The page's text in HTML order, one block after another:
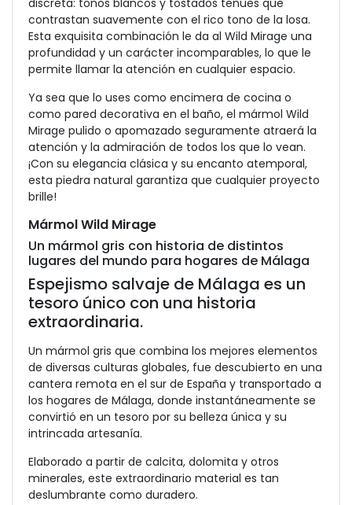
discreta: tonos blancos y tostados tenues que
contrastan suavemente con el rico tono de la losa.
Esta exquisita combinación le da al Wild Mirage una
profundidad y un carácter incomparables, lo que le
permite llamar la atención en cualquier espacio.
Ya sea que lo uses como encimera de cocina o
como pared decorativa en el baño, el mármol Wild
Mirage pulido o apomazado seguramente atraerá la
atención y la admiración de todos los que lo vean.
¡Con su elegancia clásica y su encanto atemporal,
esta piedra natural garantiza que cualquier proyecto
brille!
Mármol Wild Mirage
Un mármol gris con historia de distintos
lugares del mundo para hogares de Málaga
Espejismo salvaje de Málaga es un
tesoro único con una historia
extraordinaria.
Un mármol gris que combina los mejores elementos
de diversas culturas globales, fue descubierto en una
cantera remota en el sur de España y transportado a
los hogares de Málaga, donde instantáneamente se
convirtió en un tesoro por su belleza única y su
intrincada artesanía.
Elaborado a partir de calcita, dolomita y otros
minerales, este extraordinario material es tan
deslumbrante como duradero.